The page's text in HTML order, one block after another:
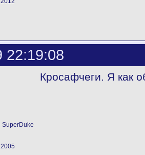
22:19:08
Кросафчеги. Я как